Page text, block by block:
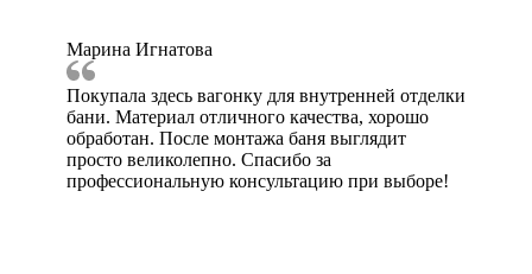
Марина Игнатова
Покупала здесь вагонку для внутренней отделки
бани. Материал отличного качества, хорошо
обработан. После монтажа баня выглядит
просто великолепно. Спасибо за
профессиональную консультацию при выборе!